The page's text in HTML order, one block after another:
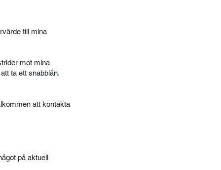
till mina
mot mina
ta ett snabblån.
att kontakta
på aktuell